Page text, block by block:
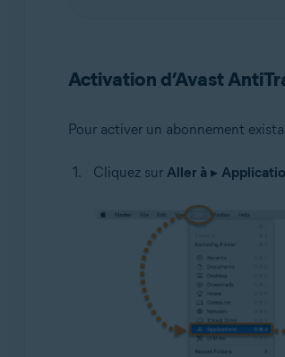
Activation d’Avast
Pour activer un abonnement
Cliquez sur Aller à▸